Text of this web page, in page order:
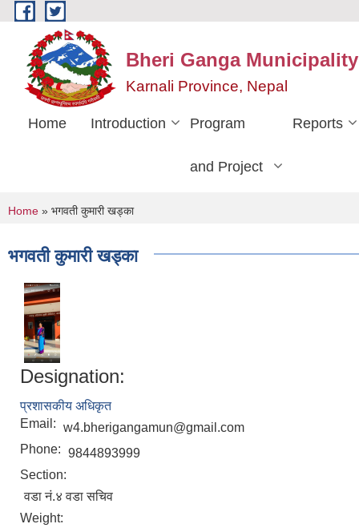
Skip to main content
Bheri Ganga Municipality
Karnali Province, Nepal
Home Introduction Program
and Project
Reports
You are here
Home » भगवती कुमारी खड्का
भगवती कुमारी खड्का
Designation:
प्रशासकीय अधिकृत
Email: w4.bherigangamun@gmail.com
Phone: 9844893999
Section:
वडा नं.४ वडा सचिव
Weight: